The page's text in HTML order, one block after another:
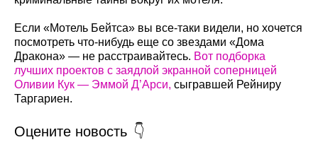
Если «Мотель Бейтса» вы все-таки видели, но хочется
посмотреть что-нибудь еще со звездами «Дома
Дракона» — не расстраивайтесь. Вот подборка
лучших проектов с заядлой экранной соперницей
Оливии Кук — Эммой Д’Арси, сыгравшей Рейниру
Таргариен.
Оцените новость